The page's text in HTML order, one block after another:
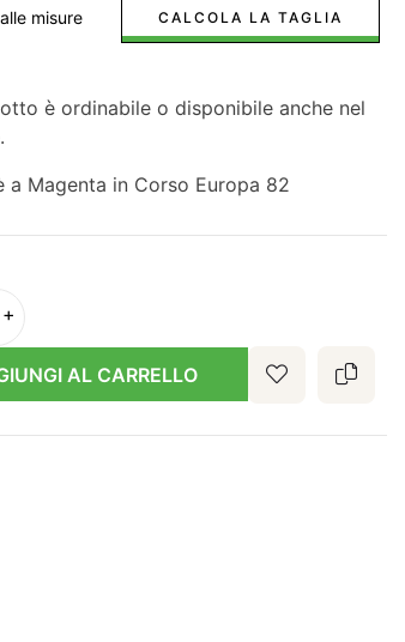
misure CALCOLA LA TAGLIA
è ordinabile o disponibile anche nel
a Magenta in Corso Europa 82
AL CARRELLO